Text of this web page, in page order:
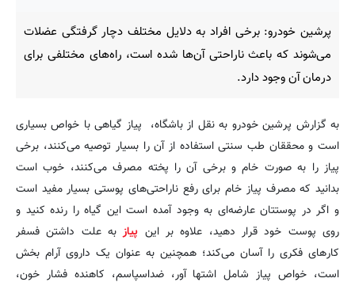
پرشین خودرو: برخی افراد به دلایل مختلف دچار گرفتگی عضلات
می‌شوند که باعث ناراحتی آن‌ها شده است، راه‌های مختلفی برای
درمان آن وجود دارد.
به گزارش پرشین خودرو به نقل از باشگاه، پیاز گیاهی با خواص بسیاری
است و محققان طب سنتی استفاده از آن را بسیار توصیه می‌کنند، برخی
پیاز را به صورت خام و برخی آن را پخته مصرف می‌کنند، خوب است
بدانید که مصرف پیاز خام برای رفع ناراحتی‌های پوستی بسیار مفید است
و اگر در پوستتان عارضه‌ای به وجود آمده است این گیاه را رنده کنید و
روی پوست خود قرار دهید، علاوه بر این پیازبه علت داشتن فسفر
کارهای فکری را آسان می‌‌کند؛ همچنین به عنوان یک داروی آرام بخش
است، خواص پیاز شامل اشتها آور، ضداسپاسم، کاهنده فشار خون،